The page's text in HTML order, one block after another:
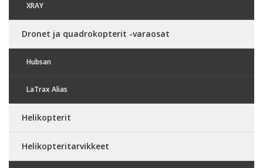
XRAY
Dronet ja quadrokopterit -varaosat
Hubsan
LaTrax Alias
Helikopterit
Helikopteritarvikkeet